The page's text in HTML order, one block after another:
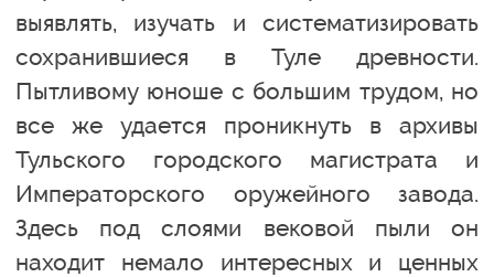
выявлять, изучать и систематизировать
сохранившиеся в Туле древности.
Пытливому юноше с большим трудом, но
все же удается проникнуть в архивы
Тульского городского магистрата и
Императорского оружейного завода.
Здесь под слоями вековой пыли он
находит немало интересных и ценных